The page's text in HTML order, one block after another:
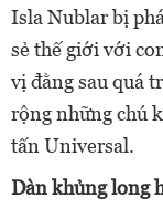
Isla Nublar bị
sẻ thế giới với
vị đằng sau quá
rộng những chú
tấn Universal.
Dàn khủng long